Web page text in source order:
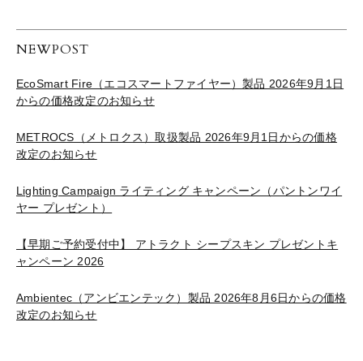
NEWPOST
EcoSmart Fire（エコスマートファイヤー）製品 2026年9月1日
からの価格改定のお知らせ
METROCS（メトロクス）取扱製品 2026年9月1日からの価格
改定のお知らせ
Lighting Campaign ライティング キャンペーン（パントンワイ
ヤー プレゼント）
【早期ご予約受付中】 アトラクト シープスキン プレゼントキ
ャンペーン 2026
Ambientec（アンビエンテック）製品 2026年8月6日からの価格
改定のお知らせ